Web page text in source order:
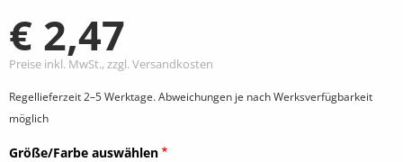
€ 2,47
Preise inkl. MwSt., zzgl. Versandkosten
Regellieferzeit 2–5 Werktage. Abweichungen je nach Werksverfügbarkeit
möglich
Größe/Farbe auswählen